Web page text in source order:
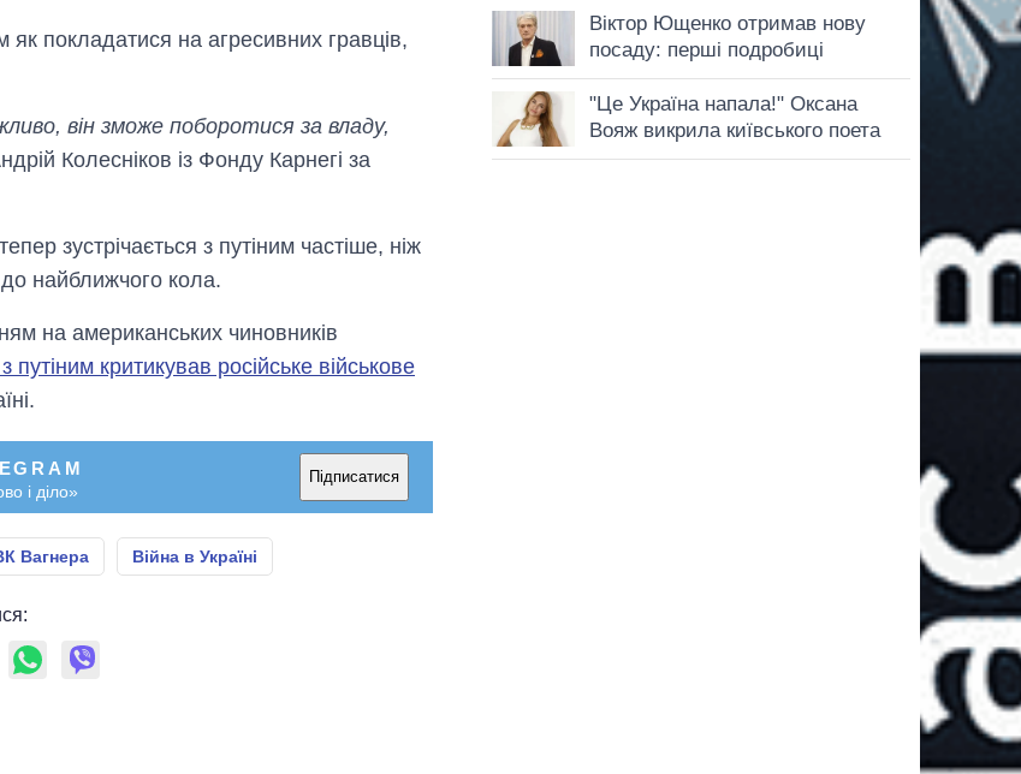
покладатися на агресивних гравців,
він зможе поборотися за владу,
Колесніков із Фонду Карнегі за
зустрічається з путіним частіше, ніж
найближчого кола.
на американських чиновників
критикував російське військове
і діло»
Підписатися
Вагнера Війна в Україні